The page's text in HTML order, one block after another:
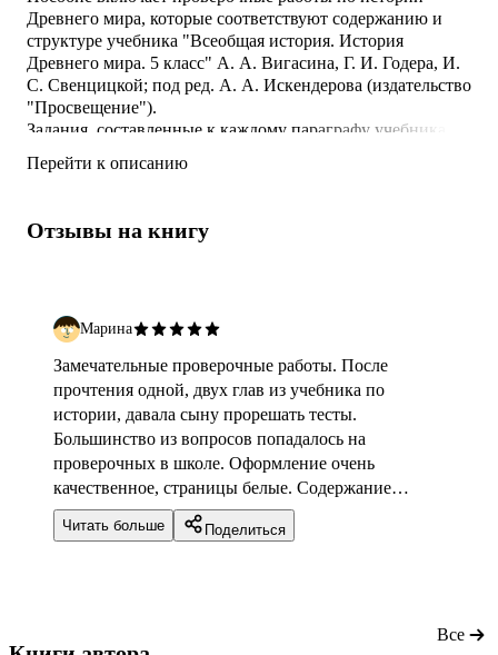
Древнего мира, которые соответствуют содержанию и
структуре учебника "Всеобщая история. История
Древнего мира. 5 класс" А. А. Вигасина, Г. И. Годера, И.
С. Свенцицкой; под ред. А. А. Искендерова (издательство
"Просвещение").
Задания, составленные к каждому параграфу учебника в
домашних заданий, текущего и итогового контроля,
О. Н. Шапарина - кандидат исторических наук, доцент
Перейти к описанию
Отзывы на книгу
Марина
Замечательные проверочные работы. После
прочтения одной, двух глав из учебника по
истории, давала сыну прорешать тесты.
Большинство из вопросов попадалось на
проверочных в школе. Оформление очень
качественное, страницы белые. Содержание
соответствует полностью новому учебнику
истории, может два или три параграфа не совпали,
Читать больше Поделиться
Все